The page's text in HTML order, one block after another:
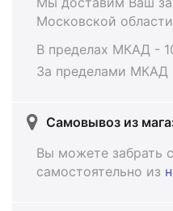
Московской
В пределах МКАД -
За пределами МКАД
Самовывоз из
Вы можете забрать
самостоятельно из